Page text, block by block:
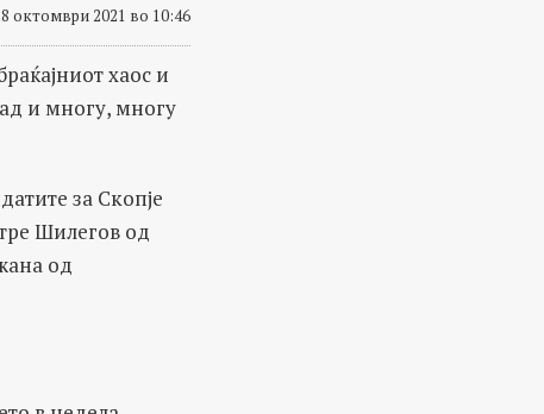
октомври 2021 во 10:46
хаос и
и многу, многу
за Скопје
Шилегов од
од